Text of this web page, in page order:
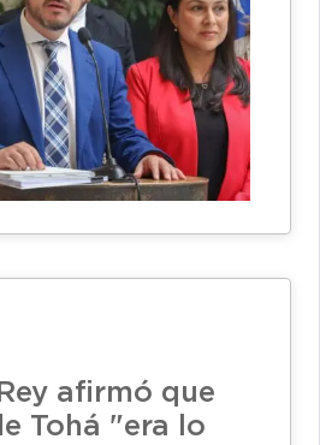
afirmó que
Tohá "era lo